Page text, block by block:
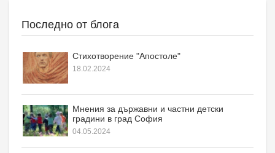
Последно от блога
Стихотворение "Апостоле"
18.02.2024
Мнения за държавни и частни детски
градини в град София
04.05.2024